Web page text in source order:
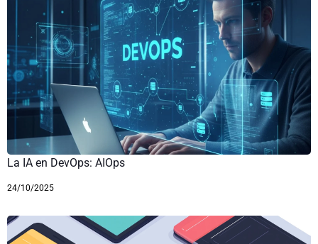
La IA en DevOps: AIOps
24/10/2025